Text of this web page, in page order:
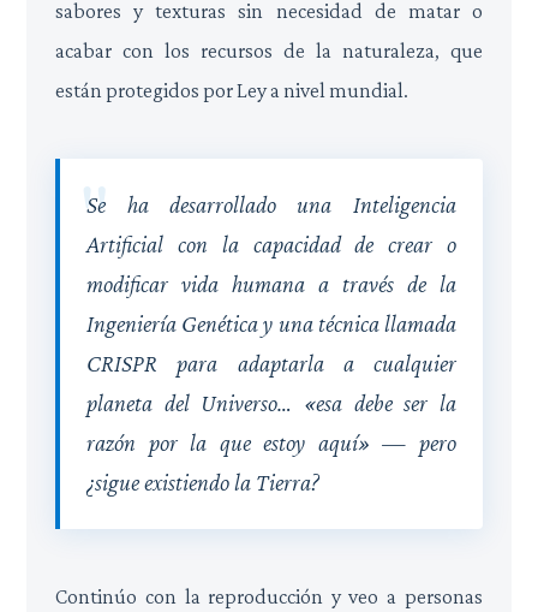
sabores y texturas sin necesidad de matar o
acabar con los recursos de la naturaleza, que
están protegidos por Ley a nivel mundial.
Se ha desarrollado una Inteligencia
Artificial con la capacidad de crear o
modificar vida humana a través de la
Ingeniería Genética y una técnica llamada
CRISPR para adaptarla a cualquier
planeta del Universo… «esa debe ser la
razón por la que estoy aquí» — pero
¿sigue existiendo la Tierra?
Continúo con la reproducción y veo a personas